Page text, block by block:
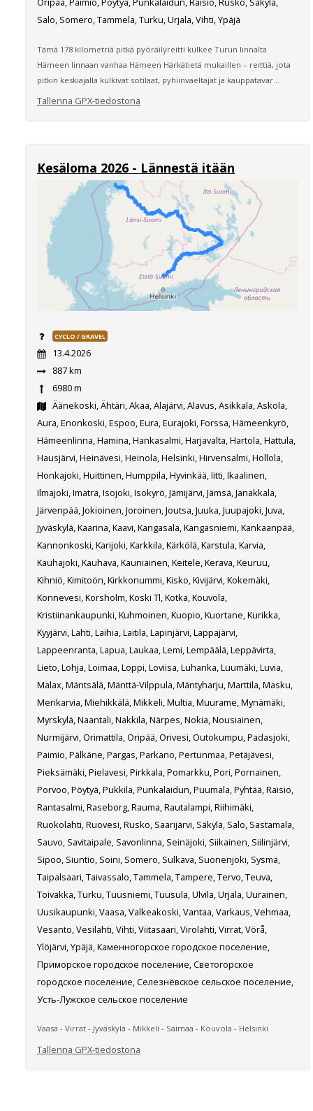
Salo, Somero, Tammela, Turku, Urjala, Vihti, Ypäjä
Tämä 178 kilometriä pitkä pyöräilyreitti kulkee Turun linnalta
Hämeen linnaan vanhaa Hämeen Härkätietä mukaillen – reittiä, jota
pitkin keskiajalla kulkivat sotilaat, pyhiinvaeltajat ja kauppatavar...
Tallenna GPX-tiedostona
Kesäloma 2026 - Lännestä itään
CYCLO / GRAVEL
13.4.2026
887 km
6980 m
Äänekoski, Ähtäri, Akaa, Alajärvi, Alavus, Asikkala, Askola,
Aura, Enonkoski, Espoo, Eura, Eurajoki, Forssa, Hämeenkyrö,
Hämeenlinna, Hamina, Hankasalmi, Harjavalta, Hartola, Hattula,
Hausjärvi, Heinävesi, Heinola, Helsinki, Hirvensalmi, Hollola,
Honkajoki, Huittinen, Humppila, Hyvinkää, Iitti, Ikaalinen,
Ilmajoki, Imatra, Isojoki, Isokyrö, Jämijärvi, Jämsä, Janakkala,
Järvenpää, Jokioinen, Joroinen, Joutsa, Juuka, Juupajoki, Juva,
Jyväskylä, Kaarina, Kaavi, Kangasala, Kangasniemi, Kankaanpää,
Kannonkoski, Karijoki, Karkkila, Kärkölä, Karstula, Karvia,
Kauhajoki, Kauhava, Kauniainen, Keitele, Kerava, Keuruu,
Kihniö, Kimitoön, Kirkkonummi, Kisko, Kivijärvi, Kokemäki,
Konnevesi, Korsholm, Koski Tl, Kotka, Kouvola,
Kristiinankaupunki, Kuhmoinen, Kuopio, Kuortane, Kurikka,
Kyyjärvi, Lahti, Laihia, Laitila, Lapinjärvi, Lappajärvi,
Lappeenranta, Lapua, Laukaa, Lemi, Lempäälä, Leppävirta,
Lieto, Lohja, Loimaa, Loppi, Loviisa, Luhanka, Luumäki, Luvia,
Malax, Mäntsälä, Mänttä-Vilppula, Mäntyharju, Marttila, Masku,
Merikarvia, Miehikkälä, Mikkeli, Multia, Muurame, Mynämäki,
Myrskylä, Naantali, Nakkila, Närpes, Nokia, Nousiainen,
Nurmijärvi, Orimattila, Oripää, Orivesi, Outokumpu, Padasjoki,
Paimio, Pälkäne, Pargas, Parkano, Pertunmaa, Petäjävesi,
Pieksämäki, Pielavesi, Pirkkala, Pomarkku, Pori, Pornainen,
Porvoo, Pöytyä, Pukkila, Punkalaidun, Puumala, Pyhtää, Raisio,
Rantasalmi, Raseborg, Rauma, Rautalampi, Riihimäki,
Ruokolahti, Ruovesi, Rusko, Saarijärvi, Säkylä, Salo, Sastamala,
Sauvo, Savitaipale, Savonlinna, Seinäjoki, Siikainen, Siilinjärvi,
Sipoo, Siuntio, Soini, Somero, Sulkava, Suonenjoki, Sysmä,
Taipalsaari, Taivassalo, Tammela, Tampere, Tervo, Teuva,
Toivakka, Turku, Tuusniemi, Tuusula, Ulvila, Urjala, Uurainen,
Uusikaupunki, Vaasa, Valkeakoski, Vantaa, Varkaus, Vehmaa,
Vesanto, Vesilahti, Vihti, Viitasaari, Virolahti, Virrat, Vörå,
Ylöjärvi, Ypäjä, Каменногорское городское поселение,
Приморское городское поселение, Светогорское
городское поселение, Селезнёвское сельское поселение,
Усть-Лужское сельское поселение
Vaasa - Virrat - Jyväskylä - Mikkeli - Saimaa - Kouvola - Helsinki
Tallenna GPX-tiedostona